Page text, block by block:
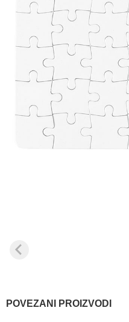
POVEZANI PROIZVODI